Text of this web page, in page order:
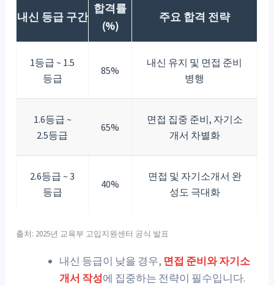
내신 등급 구간
합격률
(%)
주요 합격 전략
1등급 ~ 1.5
등급
85%
내신 유지 및 면접 준비
병행
1.6등급 ~
2.5등급
65%
면접 집중 준비, 자기소
개서 차별화
2.6등급 ~ 3
등급
40%
면접 및 자기소개서 완
성도 극대화
출처: 2025년 교육부 고입지원센터 공식 발표
내신 등급이 낮을 경우, 면접 준비와 자기소
개서 작성에 집중하는 전략이 필수입니다.